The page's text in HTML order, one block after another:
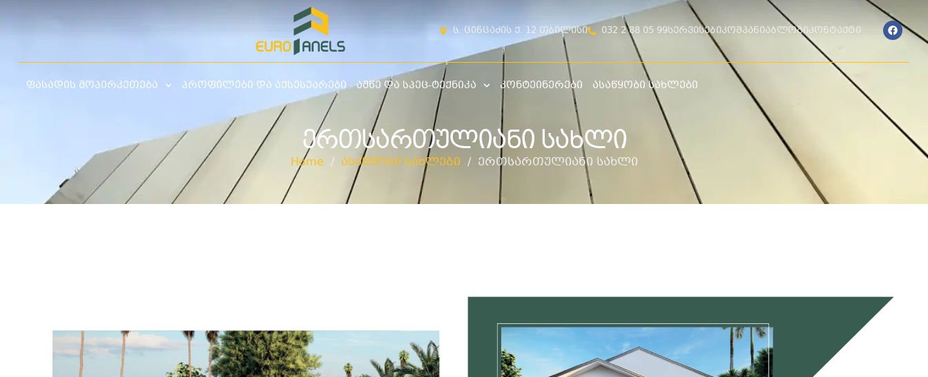
ს. ცინცაძის ქ. 12 თბილისი 032 2 88 05 99სერვისებიკომპანიაბლოგიკონტაქტი
ფასადის მოპირკეთება პროფილები და აქსესუარები ამწე და სპეც-ტექნიკა კონტეინერები ასაწყობი სახლები
ᲔᲠᲗᲡᲐᲠᲗᲣᲚᲘᲐᲜᲘ ᲡᲐᲮᲚᲘ
Home / ასაწყობი სახლები / ერთსართულიანი სახლი